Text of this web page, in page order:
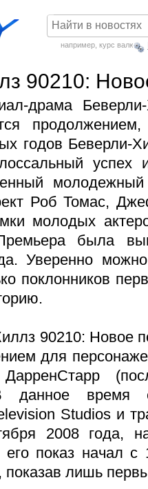
например, курс валют
90210:
драма
годов Беверли-
успех
Роб Томас,
молодых
была
Уверенно
поклонников
90210: Новое
для
время
Studios и
2008 года,
показ начал с
лишь